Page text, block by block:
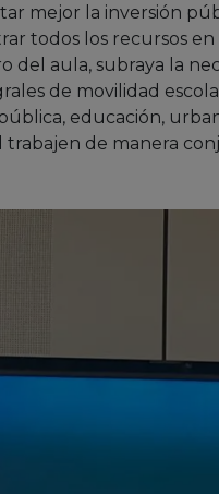
mejor la inversión
todos los recursos en
del aula, subraya la
de movilidad
educación,
trabajen de manera